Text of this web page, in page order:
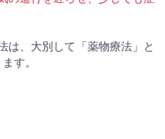
は、大別して「薬物療法」と
す。